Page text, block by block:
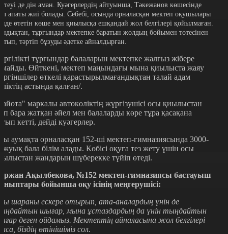
де дін аман. Куәгерлердің айтуынша, Тәкежанов көшесінде
апаты жиі болады. Себебі, осында орналасқан мектеп оқушылары
өтетін көше мен қиылысқа ешқандай жол белгілері қойылмаған.
тұрғындар мектепке баратын жолдың бойымен төтесінен
тәртіп бұзуды әдетке айналдырған.
тұрғындар балаларын мектепке жалғыз жібере
Өйткені, мектеп маңындағы мына қиылыста жаяу
өткелі қарастырылмағандықтан талай адам
астында қалған/.
маркалы автокөліктің жүргізушісі осы қиылыстан
бара жатқан әйел мен балаларды көре тұра қасақана
кетті, дейді куәгерлер.
аумақта орналасқан 152-ші мектеп-гимназиясында 3000-
жуық бала білім алады. Көбісі оқуға тез жету үшін осы
жандарын шүберекке түйіп өтеді.
Ақылбекова, №152 мектеп-гимназиясы бастауыш
бойынша оқу ісінің меңгерушісі:
шараны ескере отырып, ата-аналардың үнін де
шығар, мына ұстаздардың да үнін тыңдайтын
деген ойдамыз. Мектептің айналасына жол белгілері
біздің өтінішіміз сол.